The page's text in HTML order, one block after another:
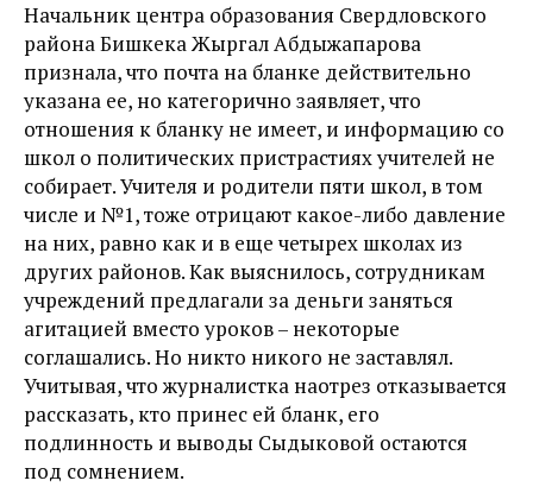
Начальник центра образования Свердловского
района Бишкека Жыргал Абдыжапарова
признала, что почта на бланке действительно
указана ее, но категорично заявляет, что
отношения к бланку не имеет, и информацию со
школ о политических пристрастиях учителей не
собирает. Учителя и родители пяти школ, в том
числе и №1, тоже отрицают какое-либо давление
на них, равно как и в еще четырех школах из
других районов. Как выяснилось, сотрудникам
учреждений предлагали за деньги заняться
агитацией вместо уроков – некоторые
соглашались. Но никто никого не заставлял.
Учитывая, что журналистка наотрез отказывается
рассказать, кто принес ей бланк, его
подлинность и выводы Сыдыковой остаются
под сомнением.